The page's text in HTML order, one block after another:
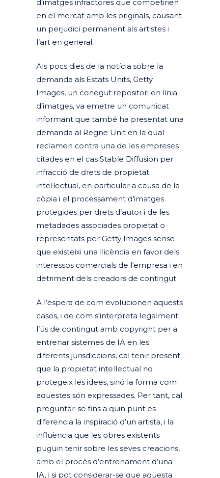
d’imatges infractores que competirien
en el mercat amb les originals, causant
un perjudici permanent als artistes i
l’art en general.
Als pocs dies de la notícia sobre la
demanda als Estats Units, Getty
Images, un conegut repositori en línia
d’imatges, va emetre un comunicat
informant que també ha presentat una
demanda al Regne Unit en la qual
reclamen contra una de les empreses
citades en el cas Stable Diffusion per
infracció de drets de propietat
intel·lectual, en particular a causa de la
còpia i el processament d’imatges
protegides per drets d’autor i de les
metadades associades propietat o
representats per Getty Images sense
que existeixi una llicència en favor dels
interessos comercials de l’empresa i en
detriment dels creadors de contingut.
A l’espera de com evolucionen aquests
casos, i de com s’interpreta legalment
l’ús de contingut amb copyright per a
entrenar sistemes de IA en les
diferents jurisdiccions, cal tenir present
que la propietat intel·lectual no
protegeix les idees, sinó la forma com
aquestes són expressades. Per tant, cal
preguntar-se fins a quin punt es
diferencia la inspiració d’un artista, i la
influència que les obres existents
puguin tenir sobre les seves creacions,
amb el procés d’entrenament d’una
IA, i si pot considerar-se que aquesta